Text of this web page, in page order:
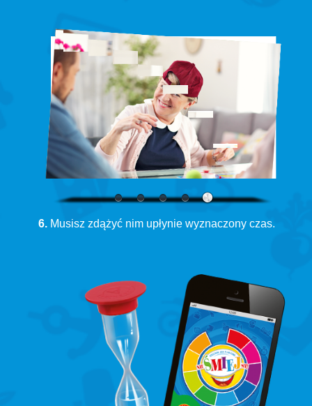
6. Musisz zdążyć nim upłynie wyznaczony czas.